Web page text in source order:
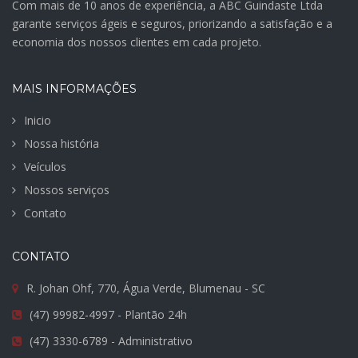
Com mais de 10 anos de experiência, a ABC Guindaste Ltda
garante serviços ágeis e seguros, priorizando a satisfação e a
economia dos nossos clientes em cada projeto.
MAIS INFORMAÇÕES
Inicio
Nossa história
Veículos
Nossos serviços
Contato
CONTATO
R. Johan Ohf, 770, Água Verde, Blumenau - SC
(47) 99982-4997 - Plantão 24h
(47) 3330-6789 - Administrativo